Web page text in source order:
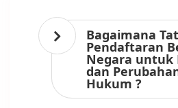
Bagaimana
Pendaftaran
Negara untuk
dan
Hukum ?